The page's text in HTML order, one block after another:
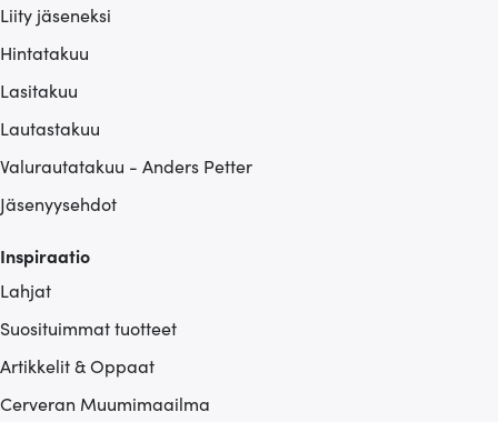
Liity jäseneksi
Hintatakuu
Lasitakuu
Lautastakuu
Valurautatakuu - Anders Petter
Jäsenyysehdot
Inspiraatio
Lahjat
Suosituimmat tuotteet
Artikkelit & Oppaat
Cerveran Muumimaailma